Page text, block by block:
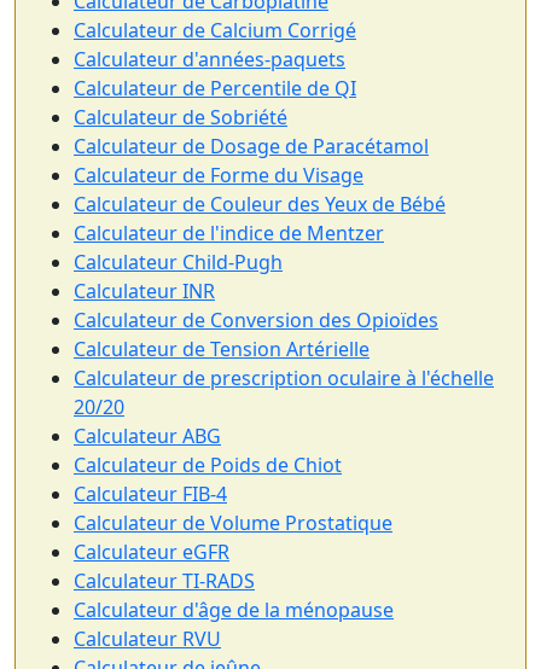
Calculateur de Calcium Corrigé
Calculateur d'années-paquets
Calculateur de Percentile de QI
Calculateur de Sobriété
Calculateur de Dosage de Paracétamol
Calculateur de Forme du Visage
Calculateur de Couleur des Yeux de Bébé
Calculateur de l'indice de Mentzer
Calculateur Child-Pugh
Calculateur INR
Calculateur de Conversion des Opioïdes
Calculateur de Tension Artérielle
Calculateur de prescription oculaire à l'échelle
20/20
Calculateur ABG
Calculateur de Poids de Chiot
Calculateur FIB-4
Calculateur de Volume Prostatique
Calculateur eGFR
Calculateur TI-RADS
Calculateur d'âge de la ménopause
Calculateur RVU